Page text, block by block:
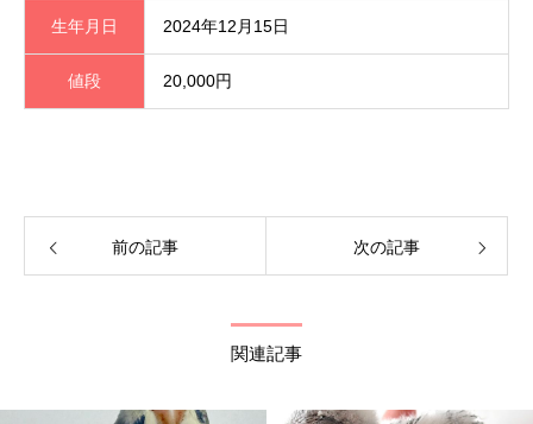
生年月日 2024年12月15日
値段 20,000円
前の記事 次の記事
関連記事